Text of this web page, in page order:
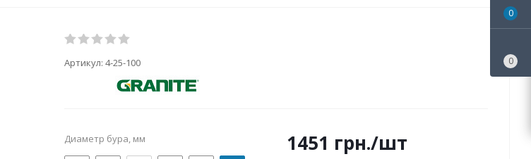
Артикул: 4-25-100
Диаметр бура, мм 1451 грн./шт
0
0